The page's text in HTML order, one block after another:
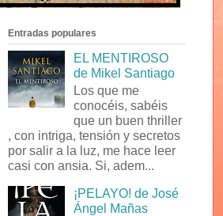
Entradas populares
EL MENTIROSO
de Mikel Santiago
Los que me
conocéis, sabéis
que un buen thriller
, con intriga, tensión y secretos
por salir a la luz, me hace leer
casi con ansia. Si, adem...
¡PELAYO! de José
Ángel Mañas